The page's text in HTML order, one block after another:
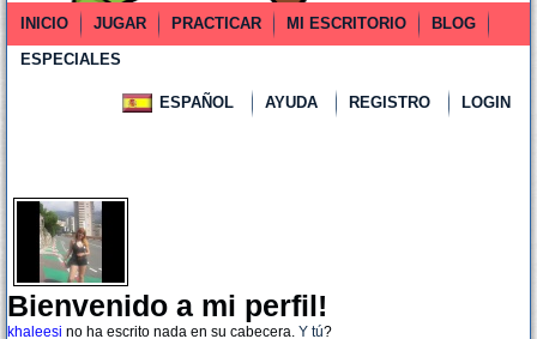
INICIO JUGAR PRACTICAR MI ESCRITORIO
BLOG
ESPECIALES
ESPAÑOL AYUDA REGISTRO LOGIN
Bienvenido a mi perfil!
khaleesi no ha escrito nada en su cabecera. Y tú?